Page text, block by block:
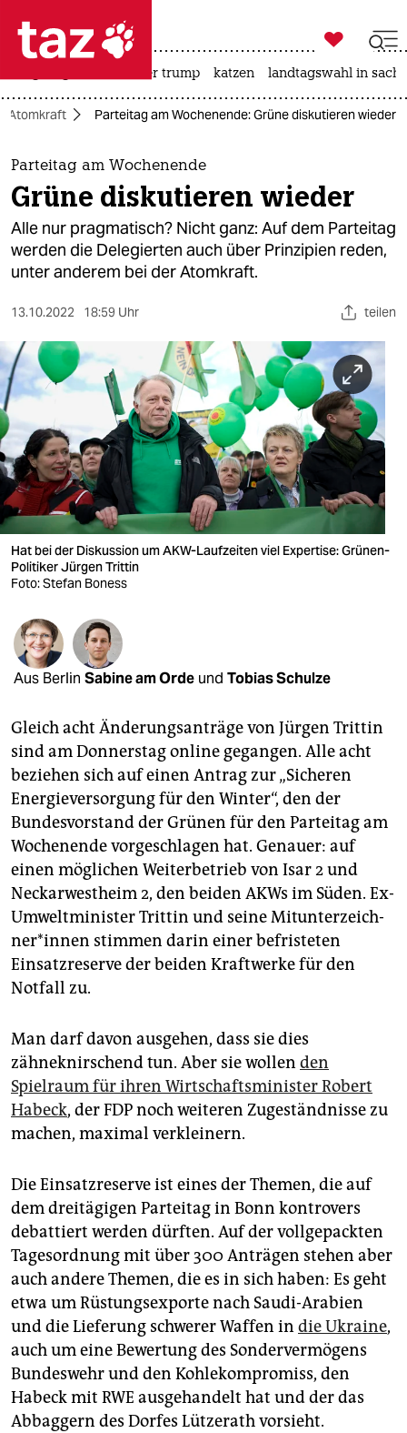
 taz zahl ich
taz zahl ich
themen
politik
öko
sport
nord
wahrheit
verlag
verlag
shop
fragen & hilfe
abo
genossenschaft
epaper login

taz zahl ich
usa unter trump katzen landtagswahl in
Atomkraft Parteitag am Wochenende: Grüne diskutieren wieder
Parteitag am Wochenende
Grüne diskutieren wieder
Alle nur pragmatisch? Nicht ganz: Auf dem Parteitag
werden die Delegierten auch über Prinzipien reden,
unter anderem bei der Atomkraft.
13.10.2022 18:59 Uhr teilen
Hat bei der Diskussion um AKW-Laufzeiten viel Expertise: Grünen-
Politiker Jürgen Trittin
Foto: Stefan Boness
Aus Berlin Sabine am Orde und Tobias Schulze
Gleich acht Änderungsanträge von Jürgen Trittin
sind am Donnerstag online gegangen. Alle acht
beziehen sich auf einen Antrag zur „Sicheren
Energieversorgung für den Winter“, den der
Bundesvorstand der Grünen für den Parteitag am
Wochenende vorgeschlagen hat. Genauer: auf
einen möglichen Weiterbetrieb von Isar 2 und
Neckarwestheim 2, den beiden AKWs im Süden. Ex-
Umweltminister Trittin und seine Mit­un­ter­zeich­
ne­r*in­nen stimmen darin einer befristeten
Einsatzreserve der beiden Kraftwerke für den
Notfall zu.
Man darf davon ausgehen, dass sie dies
zähneknirschend tun. Aber sie wollen den
Spielraum für ihren Wirtschaftsminister Robert
Habeck, der FDP noch weiteren Zugeständnisse zu
machen, maximal verkleinern.
Die Einsatzreserve ist eines der Themen, die auf
dem dreitägigen Parteitag in Bonn kontrovers
debattiert werden dürften. Auf der vollgepackten
Tagesordnung mit über 300 Anträgen stehen aber
auch andere Themen, die es in sich haben: Es geht
etwa um Rüstungsexporte nach Saudi-Arabien
und die Lieferung schwerer Waffen in die Ukraine,
auch um eine Bewertung des Sondervermögens
Bundeswehr und den Kohlekompromiss, den
Habeck mit RWE ausgehandelt hat und der das
Abbaggern des Dorfes Lützerath vorsieht.